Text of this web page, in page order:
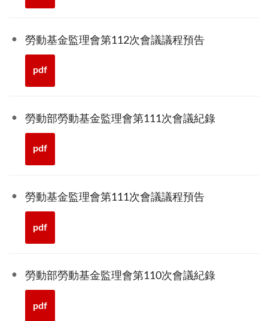
勞動基金監理會第112次會議議程預告
pdf
勞動部勞動基金監理會第111次會議紀錄
pdf
勞動基金監理會第111次會議議程預告
pdf
勞動部勞動基金監理會第110次會議紀錄
pdf